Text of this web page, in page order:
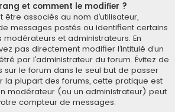
et comment le modifier ?
être associés au nom d’utilisateur,
messages postés ou identifient certains
et administrateurs. En
pas directement modifier l’intitulé d’un
par l’administrateur du forum. Évitez de
le forum dans le seul but de passer
la plupart des forums, cette pratique est
modérateur (ou un administrateur) peut
compteur de messages.